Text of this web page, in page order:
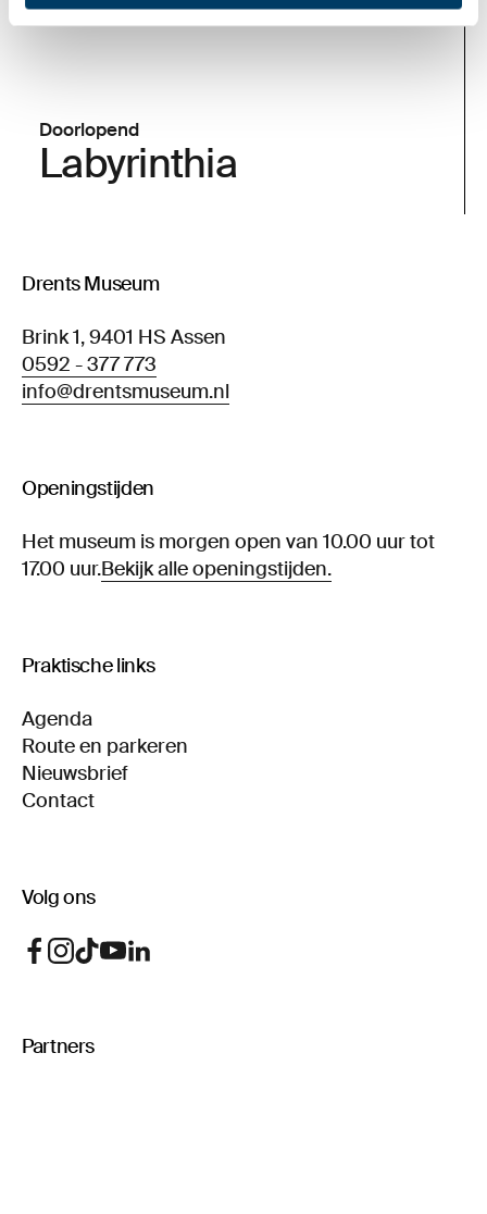
Doorlopend
Labyrinthia
Drents Museum
Brink 1, 9401 HS Assen
0592 - 377 773
info@drentsmuseum.nl
Openingstijden
Het museum is morgen open van 10.00 uur tot
17.00 uur.Bekijk alle openingstijden.
Praktische links
Agenda
Route en parkeren
Nieuwsbrief
Contact
Volg ons
Partners